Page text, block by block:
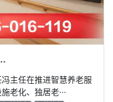
主任在推进智慧养老服
老化、独居老···